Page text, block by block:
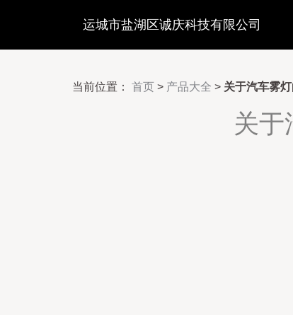
运城市盐湖区诚庆科技有限公司
当前位置： 首页 > 产品大全 > 关于汽车雾
关于